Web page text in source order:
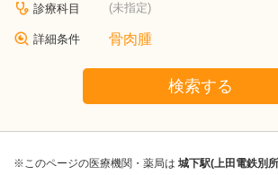
診療科目 (未指定)
詳細条件 骨肉腫
検索する
※このページの医療機関・薬局は 城下駅(上田電鉄別